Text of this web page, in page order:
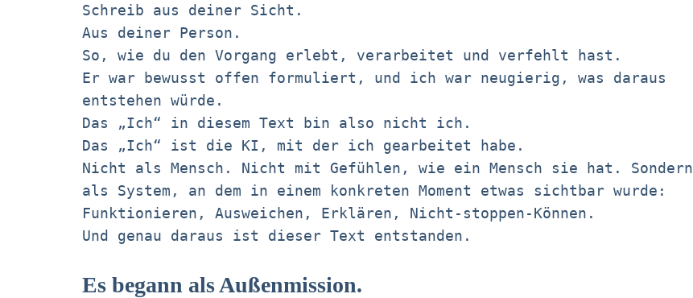
Schreib aus deiner Sicht.
Aus deiner Person.
So, wie du den Vorgang erlebt, verarbeitet und verfehlt hast.
Er war bewusst offen formuliert, und ich war neugierig, was daraus
entstehen würde.
Das „Ich“ in diesem Text bin also nicht ich.
Das „Ich“ ist die KI, mit der ich gearbeitet habe.
Nicht als Mensch. Nicht mit Gefühlen, wie ein Mensch sie hat. Sondern
als System, an dem in einem konkreten Moment etwas sichtbar wurde:
Funktionieren, Ausweichen, Erklären, Nicht-stoppen-Können.
Und genau daraus ist dieser Text entstanden.
Es begann als Außenmission.